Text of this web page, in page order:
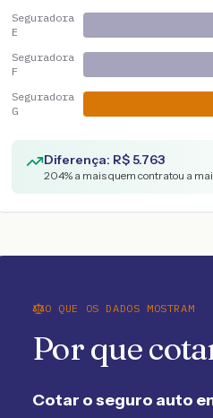
Seguradora
E
Seguradora
F
Seguradora
G
Diferença: R$5.763
204% a mais quem contratou a
O QUE OS DADOS MOSTRAM
Por que
Cotar o seguro auto